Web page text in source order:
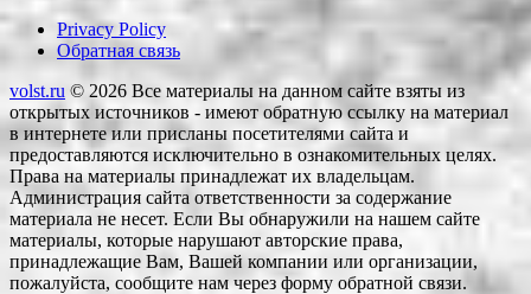
Privacy Policy
Обратная связь
volst.ru © 2026 Все материалы на данном сайте взяты из
открытых источников - имеют обратную ссылку на материал
в интернете или присланы посетителями сайта и
предоставляются исключительно в ознакомительных целях.
Права на материалы принадлежат их владельцам.
Администрация сайта ответственности за содержание
материала не несет. Если Вы обнаружили на нашем сайте
материалы, которые нарушают авторские права,
принадлежащие Вам, Вашей компании или организации,
пожалуйста, сообщите нам через форму обратной связи.